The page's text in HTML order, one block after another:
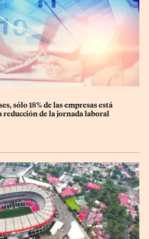
sólo 18% de las empresas está
reducción de la jornada laboral